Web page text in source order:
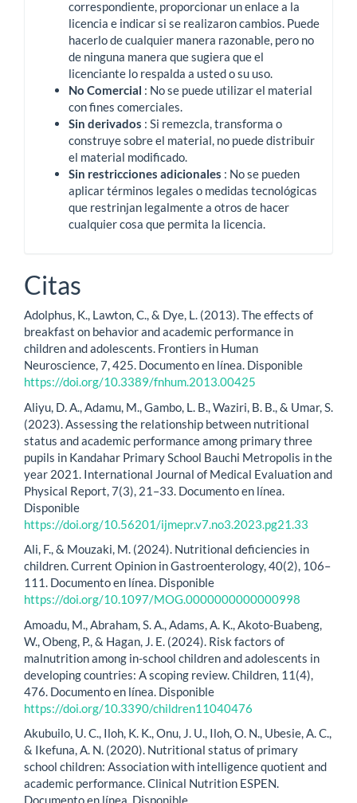
correspondiente, proporcionar un enlace a la
licencia e indicar si se realizaron cambios. Puede
hacerlo de cualquier manera razonable, pero no
de ninguna manera que sugiera que el
licenciante lo respalda a usted o su uso.
No Comercial : No se puede utilizar el material
con fines comerciales.
Sin derivados : Si remezcla, transforma o
construye sobre el material, no puede distribuir
el material modificado.
Sin restricciones adicionales : No se pueden
aplicar términos legales o medidas tecnológicas
que restrinjan legalmente a otros de hacer
cualquier cosa que permita la licencia.
Citas
Adolphus, K., Lawton, C., & Dye, L. (2013). The effects of
breakfast on behavior and academic performance in
children and adolescents. Frontiers in Human
Neuroscience, 7, 425. Documento en línea. Disponible
https://doi.org/10.3389/fnhum.2013.00425
Aliyu, D. A., Adamu, M., Gambo, L. B., Waziri, B. B., & Umar, S.
(2023). Assessing the relationship between nutritional
status and academic performance among primary three
pupils in Kandahar Primary School Bauchi Metropolis in the
year 2021. International Journal of Medical Evaluation and
Physical Report, 7(3), 21–33. Documento en línea.
Disponible
https://doi.org/10.56201/ijmepr.v7.no3.2023.pg21.33
Ali, F., & Mouzaki, M. (2024). Nutritional deficiencies in
children. Current Opinion in Gastroenterology, 40(2), 106–
111. Documento en línea. Disponible
https://doi.org/10.1097/MOG.0000000000000998
Amoadu, M., Abraham, S. A., Adams, A. K., Akoto-Buabeng,
W., Obeng, P., & Hagan, J. E. (2024). Risk factors of
malnutrition among in-school children and adolescents in
developing countries: A scoping review. Children, 11(4),
476. Documento en línea. Disponible
https://doi.org/10.3390/children11040476
Akubuilo, U. C., Iloh, K. K., Onu, J. U., Iloh, O. N., Ubesie, A. C.,
& Ikefuna, A. N. (2020). Nutritional status of primary
school children: Association with intelligence quotient and
academic performance. Clinical Nutrition ESPEN.
Documento en línea. Disponible